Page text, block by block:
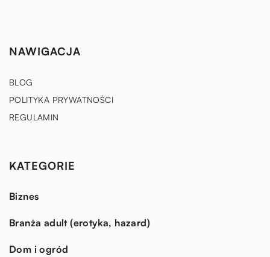
NAWIGACJA
BLOG
POLITYKA PRYWATNOŚCI
REGULAMIN
KATEGORIE
Biznes
Branża adult (erotyka, hazard)
Dom i ogród